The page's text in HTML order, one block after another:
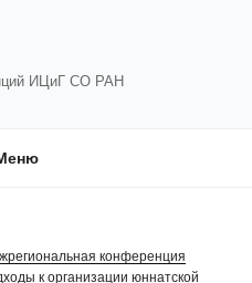
ИЦиГ СО РАН
конференция
к организации юннатской